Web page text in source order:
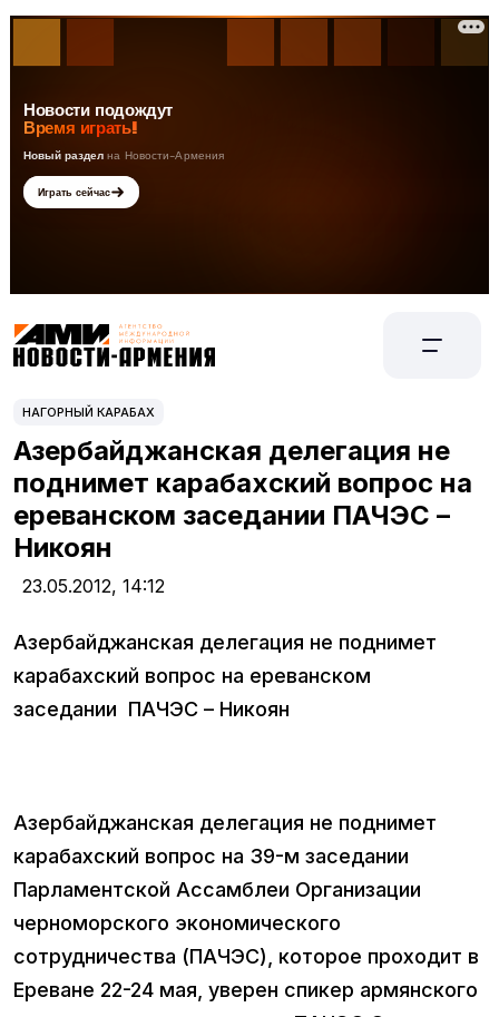
НАГОРНЫЙ КАРАБАХ
Азербайджанская делегация не
поднимет карабахский вопрос на
ереванском заседании ПАЧЭС –
Никоян
23.05.2012, 14:12
Азербайджанская делегация не поднимет
карабахский вопрос на ереванском
заседании ПАЧЭС – Никоян
Азербайджанская делегация не поднимет
карабахский вопрос на 39-м заседании
Парламентской Ассамблеи Организации
черноморского экономического
сотрудничества (ПАЧЭС), которое проходит в
Ереване 22-24 мая, уверен спикер армянского